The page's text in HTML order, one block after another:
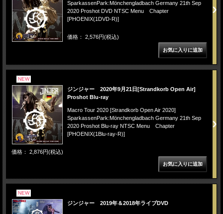
SparkassenPark:Mönchengladbach Germany 21th Sep
2020 Proshot DVD NTSC Menu Chapter
[PHOENIX(1DVD-R)]
価格： 2,576円(税込)
NEW
ジンジャー 2020年9月21日[Strandkorb Open Air]
Proshot Blu-ray
Macro Tour 2020 [Strandkorb Open Air 2020]
SparkassenPark:Mönchengladbach Germany 21th Sep
2020 Proshot Blu-ray NTSC Menu Chapter
[PHOENIX(1Blu-ray-R)]
価格： 2,876円(税込)
NEW
ジンジャー 2019年＆2018年ライブDVD